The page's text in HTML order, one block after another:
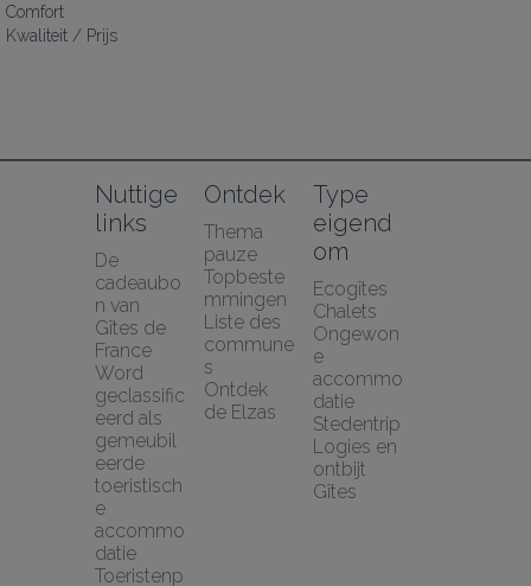
Comfort
Kwaliteit / Prijs
Nuttige
links
De
cadeaubo
n van
Gîtes de
France
Word
geclassific
eerd als
gemeubil
eerde
toeristisch
e
accommo
datie
Toeristenp
Ontdek
Thema
pauze
Topbeste
mmingen
Liste des
commune
s
Ontdek
de Elzas
Type
eigend
om
Ecogîtes
Chalets
Ongewon
e
accommo
datie
Stedentrip
Logies en
ontbijt
Gîtes